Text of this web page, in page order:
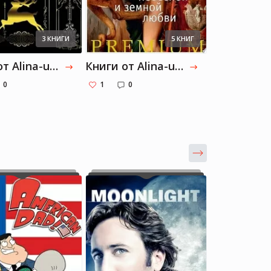
3 КНИГИ
Книги от Alina-usmanova: Часть 44
0
5 КНИГ
Книги от Alina-usmanova: Часть 44
1 0
Alina Usmanova Alina Usmanova